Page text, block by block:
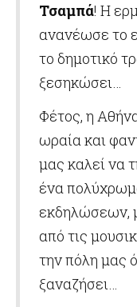
Τσαμπά! Η
ανανέωσε το
το δημοτικό
ξεσηκώσει…
Φέτος, η
ωραία και
μας καλεί να
ένα
εκδηλώσεων,
από τις
την πόλη μας
ξαναζήσει…